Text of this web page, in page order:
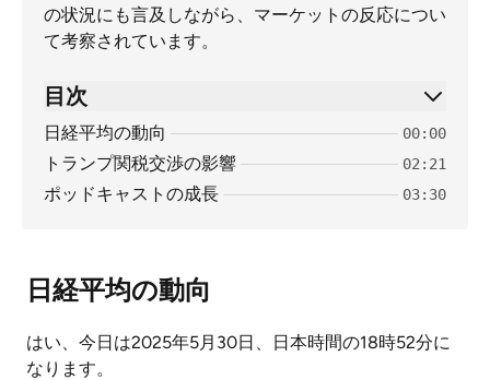
の状況にも言及しながら、マーケットの反応につい
て考察されています。
目次
日経平均の動向 00:00
トランプ関税交渉の影響 02:21
ポッドキャストの成長 03:30
日経平均の動向
はい、今日は2025年5月30日、日本時間の18時52分に
なります。